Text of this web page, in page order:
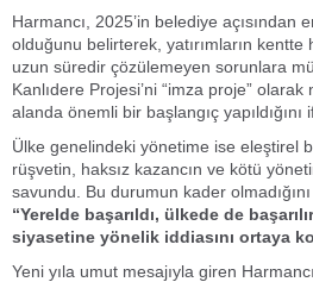
Harmancı, 2025’in belediye açısından
olduğunu belirterek, yatırımların
uzun süredir çözülemeyen sorunlara
Kanlıdere Projesi’ni “imza proje”
alanda önemli bir başlangıç yapıldığını
Ülke genelindeki yönetime ise eleştirel
rüşvetin, haksız kazancın ve kötü
savundu. Bu durumun kader
“Yerelde başarıldı, ülkede de
siyasetine yönelik iddiasını ortaya
Yeni yıla umut mesajıyla giren